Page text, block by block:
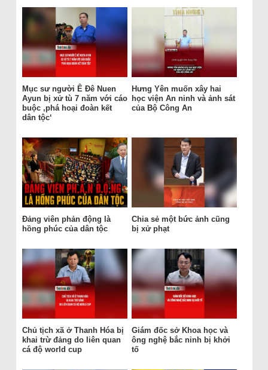
Mục sư người Ê Đê Nuen
Ayun bị xử tù 7 năm với cáo
buộc ‚phá hoại đoàn kết
dân tộc‘
Hưng Yên muốn xây hai
học viện An ninh và ảnh sát
của Bộ Công An
Đảng viên phản động là
hồng phúc của dân tộc
Chia sẻ một bức ảnh cũng
bị xử phạt
Chủ tịch xã ở Thanh Hóa bị
khai trừ đảng do liên quan
cá độ world cup
Giám đốc sở Khoa học và
ông nghệ bắc ninh bị khởi
tố